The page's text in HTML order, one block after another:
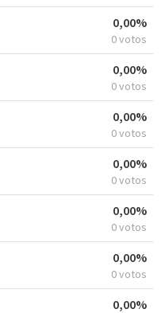
0,00%
0 votos
0,00%
0 votos
0,00%
0 votos
0,00%
0 votos
0,00%
0 votos
0,00%
0 votos
0,00%